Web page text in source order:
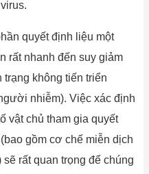
quyết định liệu một
rất nhanh đến suy giảm
trạng không tiến triển
nhiễm). Việc xác định
vật chủ tham gia quyết
gồm cơ chế miễn dịch
rất quan trọng để chúng